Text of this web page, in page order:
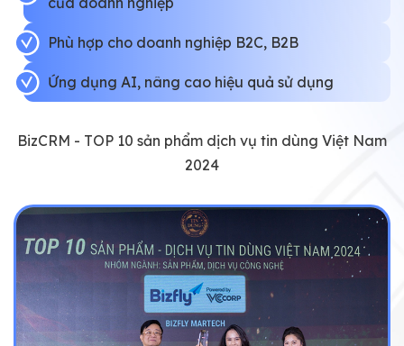
Phù hợp cho doanh nghiệp B2C, B2B
Ứng dụng AI, nâng cao hiệu quả sử dụng
BizCRM - TOP 10 sản phẩm dịch vụ tin dùng Việt Nam
2024